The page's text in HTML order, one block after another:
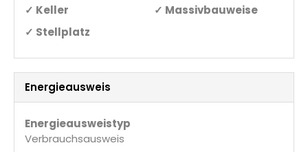
✓ Keller
✓ Massivbauweise
✓ Stellplatz
Energieausweis
Energieausweistyp
Verbrauchs­ausweis